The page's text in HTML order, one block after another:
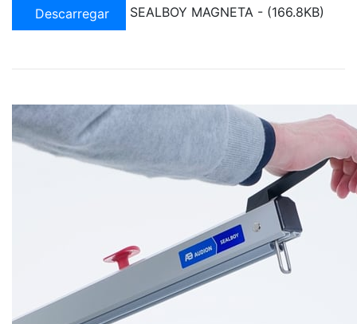
Descarregar SEALBOY MAGNETA - (166.8KB)